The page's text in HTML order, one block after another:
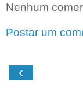
Nenhum
Postar um
‹